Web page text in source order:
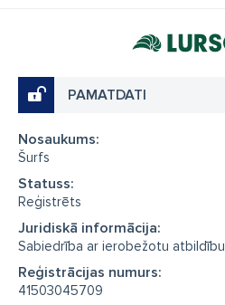
PAMATDATI
Nosaukums:
Šurfs
Statuss:
Reģistrēts
Juridiskā informācija:
Sabiedrība ar ierobežotu atbildību
Reģistrācijas numurs:
41503045709